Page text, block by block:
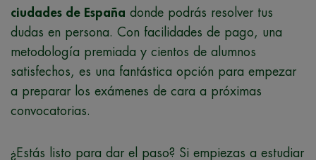
ciudades de España donde podrás resolver tus
dudas en persona. Con facilidades de pago, una
metodología premiada y cientos de alumnos
satisfechos, es una fantástica opción para empezar
a preparar los exámenes de cara a próximas
convocatorias.
¿Estás listo para dar el paso? Si empiezas a estudiar